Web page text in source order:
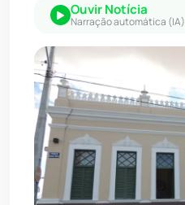
Ouvir Notícia
Narração automática (IA)